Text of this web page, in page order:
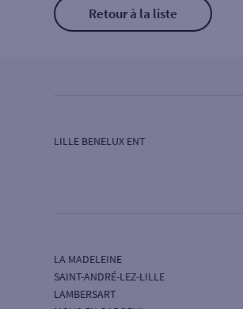
Retour à la liste
LILLE BENELUX ENT
LA MADELEINE
SAINT-ANDRÉ-LEZ-LILLE
LAMBERSART